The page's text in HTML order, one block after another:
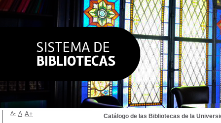
Catálogo de las Bibliotecas de la
A- A A+